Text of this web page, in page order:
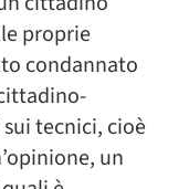
proprie
condannato
tecnici, cioè
un